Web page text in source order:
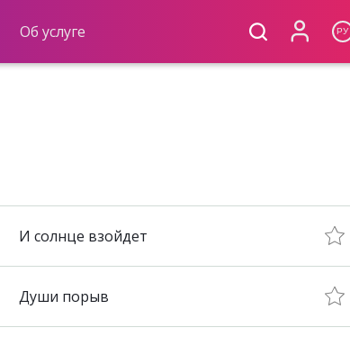
Об услуге РУ
И солнце взойдет
Души порыв